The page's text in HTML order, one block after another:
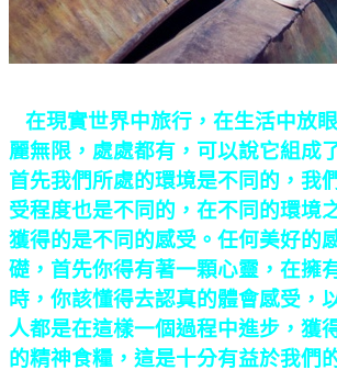
在現實世界中旅行，在生活中放
麗無限，處處都有，可以說它組成
首先我們所處的環境是不同的，我
受程度也是不同的，在不同的環境
獲得的是不同的感受。任何美好的
礎，首先你得有著一顆心靈，在擁
時，你該懂得去認真的體會感受，
人都是在這樣一個過程中進步，獲
的精神食糧，這是十分有益於我們